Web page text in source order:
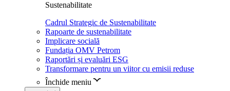
Sustenabilitate
Cadrul Strategic de Sustenabilitate
Rapoarte de sustenabilitate
Implicare socială
Fundația OMV Petrom
Raportări și evaluări ESG
Transformare pentru un viitor cu emisii reduse
Închide meniu